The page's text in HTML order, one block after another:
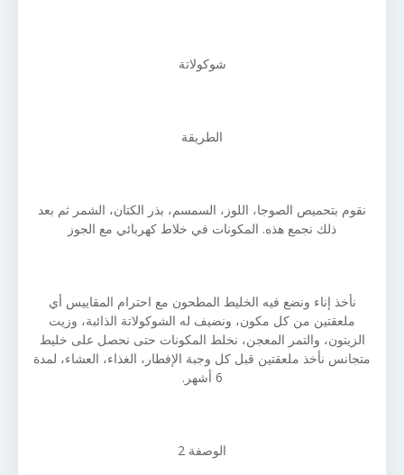
شوكولاتة
الطريقة
نقوم بتحميص الصوجا، اللوز، السمسم، بذر الكتان، الشمر ثم بعد
ذلك نجمع هذه. المكونات في خلاط كهربائي مع الجوز
نأخذ إناء ونضع فيه الخليط المطحون مع احترام المقاييس أي
ملعقتين من كل مكون، ونضيف له الشوكولاتة الذائبة، وزيت
الزيتون، والتمر المعجن، نخلط المكونات حتى نحصل على خليط
متجانس نأخذ ملعقتين قبل كل وجبة الإفطار، الغذاء، العشاء، لمدة
6 أشهر.
الوصفة 2